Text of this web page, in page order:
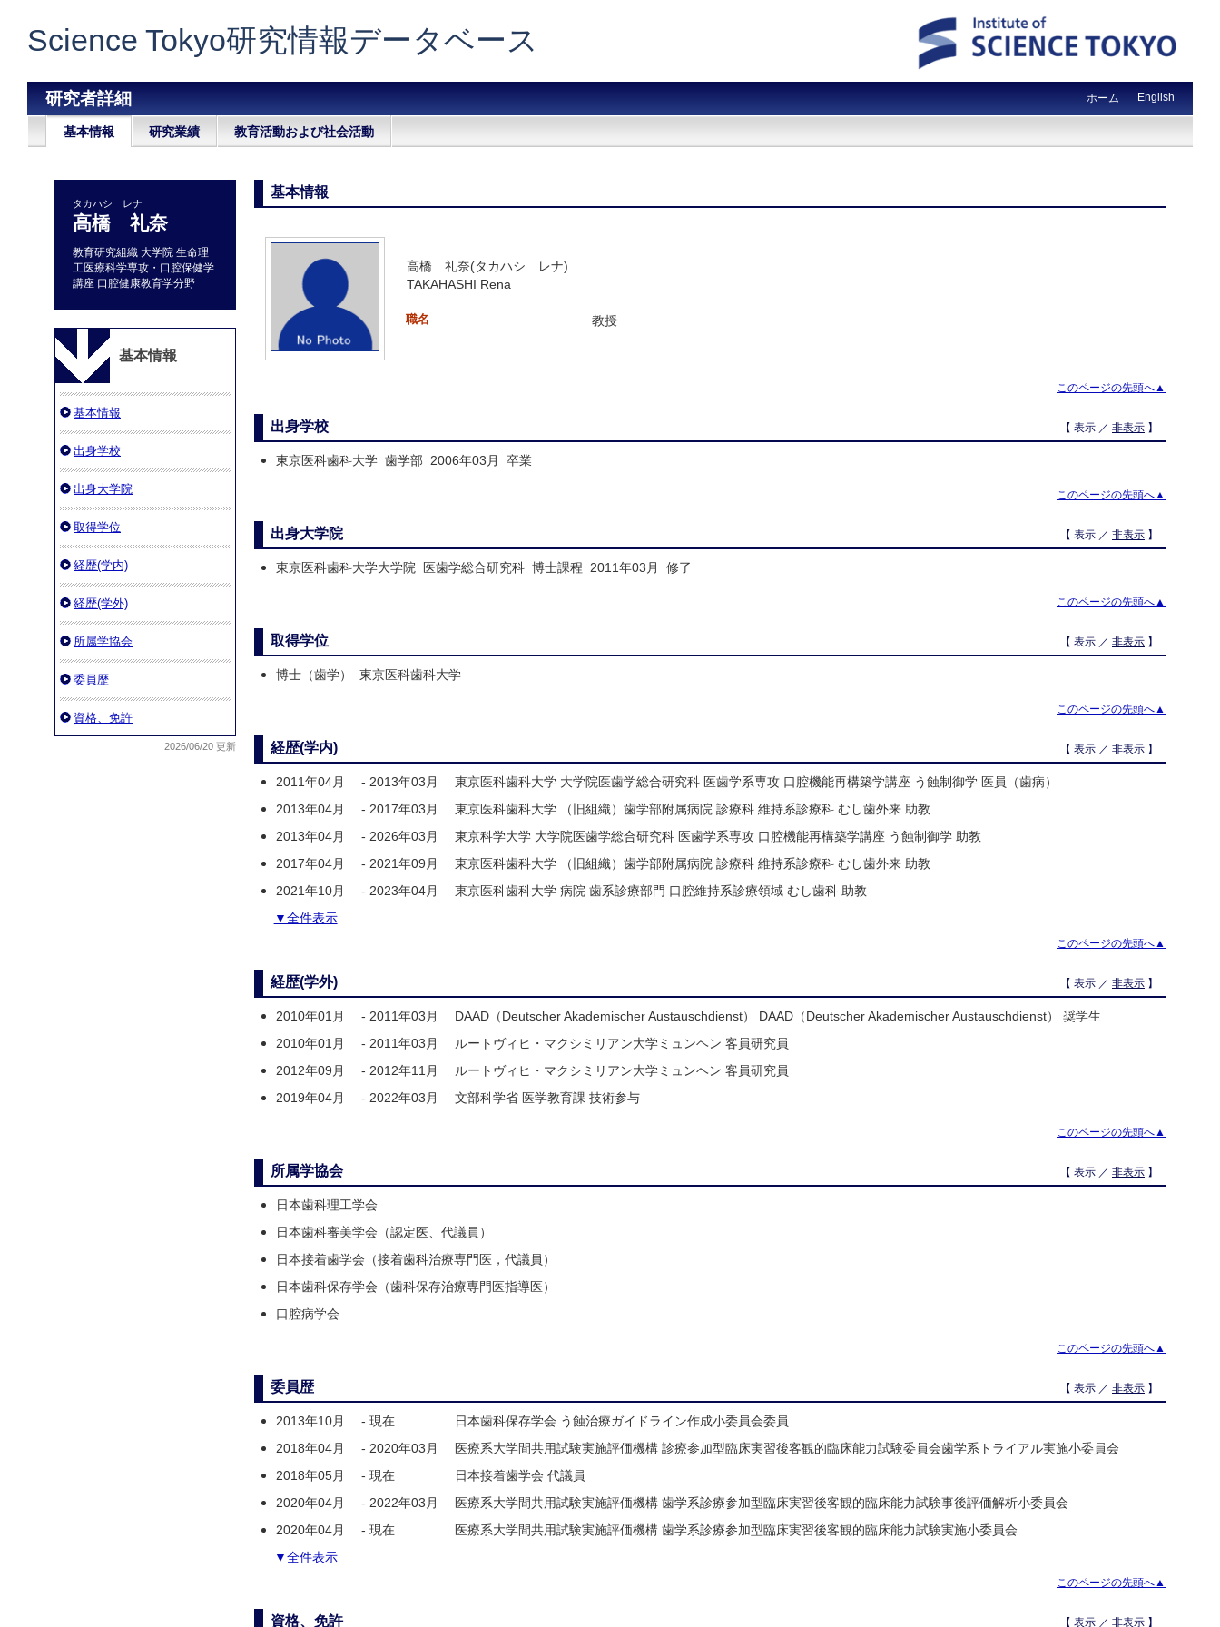
Science Tokyo研究情報データベース
研究者詳細 ホーム English
基本情報 研究業績 教育活動および社会活動
タカハシ レナ
高橋 礼奈
教育研究組織 大学院 生命理
工医療科学専攻・口腔保健学
講座 口腔健康教育学分野
基本情報
基本情報
出身学校
出身大学院
取得学位
経歴(学内)
経歴(学外)
所属学協会
委員歴
資格、免許
2026/06/20 更新
基本情報
高橋 礼奈(タカハシ レナ)
TAKAHASHI Rena
職名 教授
このページの先頭へ▲
出身学校 【 表示 ／ 非表示 】
東京医科歯科大学 歯学部 2006年03月 卒業
このページの先頭へ▲
出身大学院 【 表示 ／ 非表示 】
東京医科歯科大学大学院 医歯学総合研究科 博士課程 2011年03月 修了
このページの先頭へ▲
取得学位 【 表示 ／ 非表示 】
博士（歯学） 東京医科歯科大学
このページの先頭へ▲
経歴(学内) 【 表示 ／ 非表示 】
2011年04月 - 2013年03月
東京医科歯科大学 大学院医歯学総合研究科 医歯学系専攻 口腔機能再構築学講座 う蝕制御学 医員（歯病）
2013年04月
- 2017年03月
東京医科歯科大学 （旧組織）歯学部附属病院 診療科 維持系診療科 むし歯外来 助教
2013年04月
- 2026年03月
東京科学大学 大学院医歯学総合研究科 医歯学系専攻 口腔機能再構築学講座 う蝕制御学 助教
2017年04月
- 2021年09月
東京医科歯科大学 （旧組織）歯学部附属病院 診療科 維持系診療科 むし歯外来 助教
2021年10月
- 2023年04月
東京医科歯科大学 病院 歯系診療部門 口腔維持系診療領域 むし歯科 助教
▼全件表示
このページの先頭へ▲
経歴(学外) 【 表示 ／ 非表示 】
2010年01月 - 2011年03月
DAAD（Deutscher Akademischer Austauschdienst） DAAD（Deutscher Akademischer Austauschdienst） 奨学生
2010年01月
- 2011年03月
ルートヴィヒ・マクシミリアン大学ミュンヘン 客員研究員
2012年09月
- 2012年11月
ルートヴィヒ・マクシミリアン大学ミュンヘン 客員研究員
2019年04月
- 2022年03月 文部科学省 医学教育課 技術参与
このページの先頭へ▲
所属学協会 【 表示 ／ 非表示 】
日本歯科理工学会
日本歯科審美学会（認定医、代議員）
日本接着歯学会（接着歯科治療専門医，代議員）
日本歯科保存学会（歯科保存治療専門医指導医）
口腔病学会
このページの先頭へ▲
委員歴 【 表示 ／ 非表示 】
2013年10月 - 現在
日本歯科保存学会 う蝕治療ガイドライン作成小委員会委員
2018年04月
- 2020年03月
医療系大学間共用試験実施評価機構 診療参加型臨床実習後客観的臨床能力試験委員会歯学系トライアル実施小委員会
2018年05月
- 現在
日本接着歯学会 代議員
2020年04月
- 2022年03月
医療系大学間共用試験実施評価機構 歯学系診療参加型臨床実習後客観的臨床能力試験事後評価解析小委員会
2020年04月
- 現在
医療系大学間共用試験実施評価機構 歯学系診療参加型臨床実習後客観的臨床能力試験実施小委員会
▼全件表示
このページの先頭へ▲
資格、免許 【 表示 ／ 非表示 】